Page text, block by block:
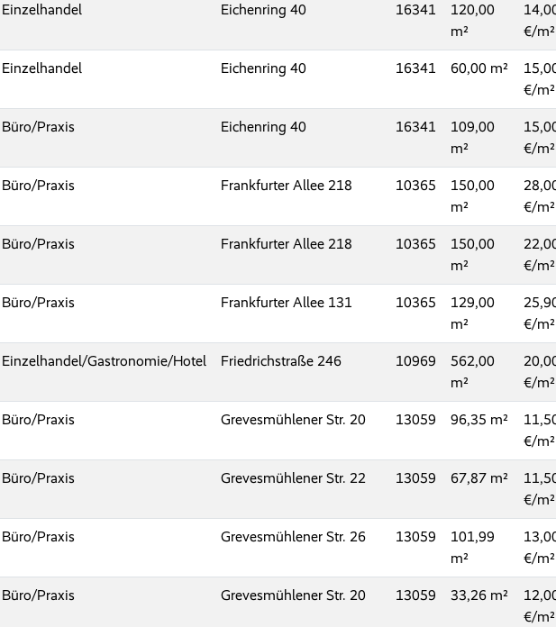
Einzelhandel Eichenring 40 16341 120,00
€/m²
Einzelhandel Eichenring 40 16341 60,00
€/m²
Büro/Praxis Eichenring 40 16341 109,00
€/m²
Büro/Praxis Frankfurter Allee 218 10365 150,00
€/m²
Büro/Praxis Frankfurter Allee 218 10365 150,00
€/m²
Büro/Praxis Frankfurter Allee 131 10365 129,00
€/m²
Einzelhandel/Gastronomie/Hotel Friedrichstraße 246 10969 562,00
€/m²
Büro/Praxis Grevesmühlener Str. 20 13059 96,35
€/m²
Büro/Praxis Grevesmühlener Str. 22 13059 67,87
€/m²
Büro/Praxis Grevesmühlener Str. 26 13059 101,99
€/m²
Büro/Praxis Grevesmühlener Str. 20 13059 33,26
€/m²